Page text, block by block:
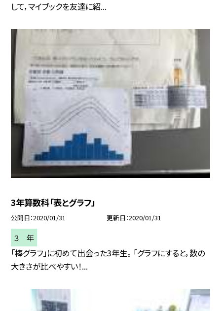
して，マイブックを友達に紹...
3年算数科「表とグラフ」
公開日 2020/01/31 更新日 2020/01/31
３ 年
「棒グラフ」に初めて出会った3年生。 「グラフにすると，数の
大きさが比べやすい！...